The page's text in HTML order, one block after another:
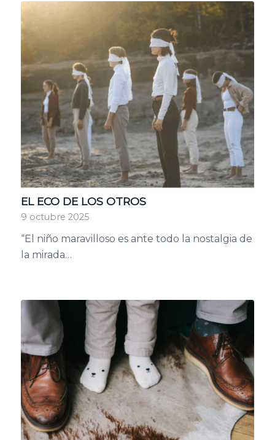
EL ECO DE LOS OTROS
9 octubre 2025
“El niño maravilloso es ante todo la nostalgia de
la mirada…